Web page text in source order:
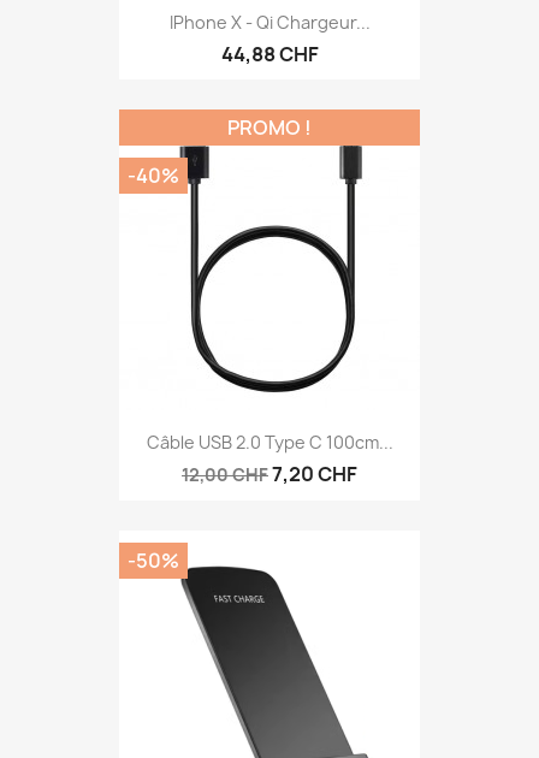
IPhone X - Qi Chargeur...
44,88 CHF
Câble USB 2.0 Type C 100cm...
12,00 CHF7,20 CHF
PROMO !
-40%
-50%